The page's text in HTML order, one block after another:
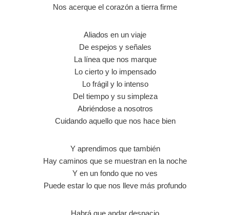
Nos acerque el corazón a tierra firme
Aliados en un viaje
De espejos y señales
La línea que nos marque
Lo cierto y lo impensado
Lo frágil y lo intenso
Del tiempo y su simpleza
Abriéndose a nosotros
Cuidando aquello que nos hace bien
Y aprendimos que también
Hay caminos que se muestran en la noche
Y en un fondo que no ves
Puede estar lo que nos lleve más profundo